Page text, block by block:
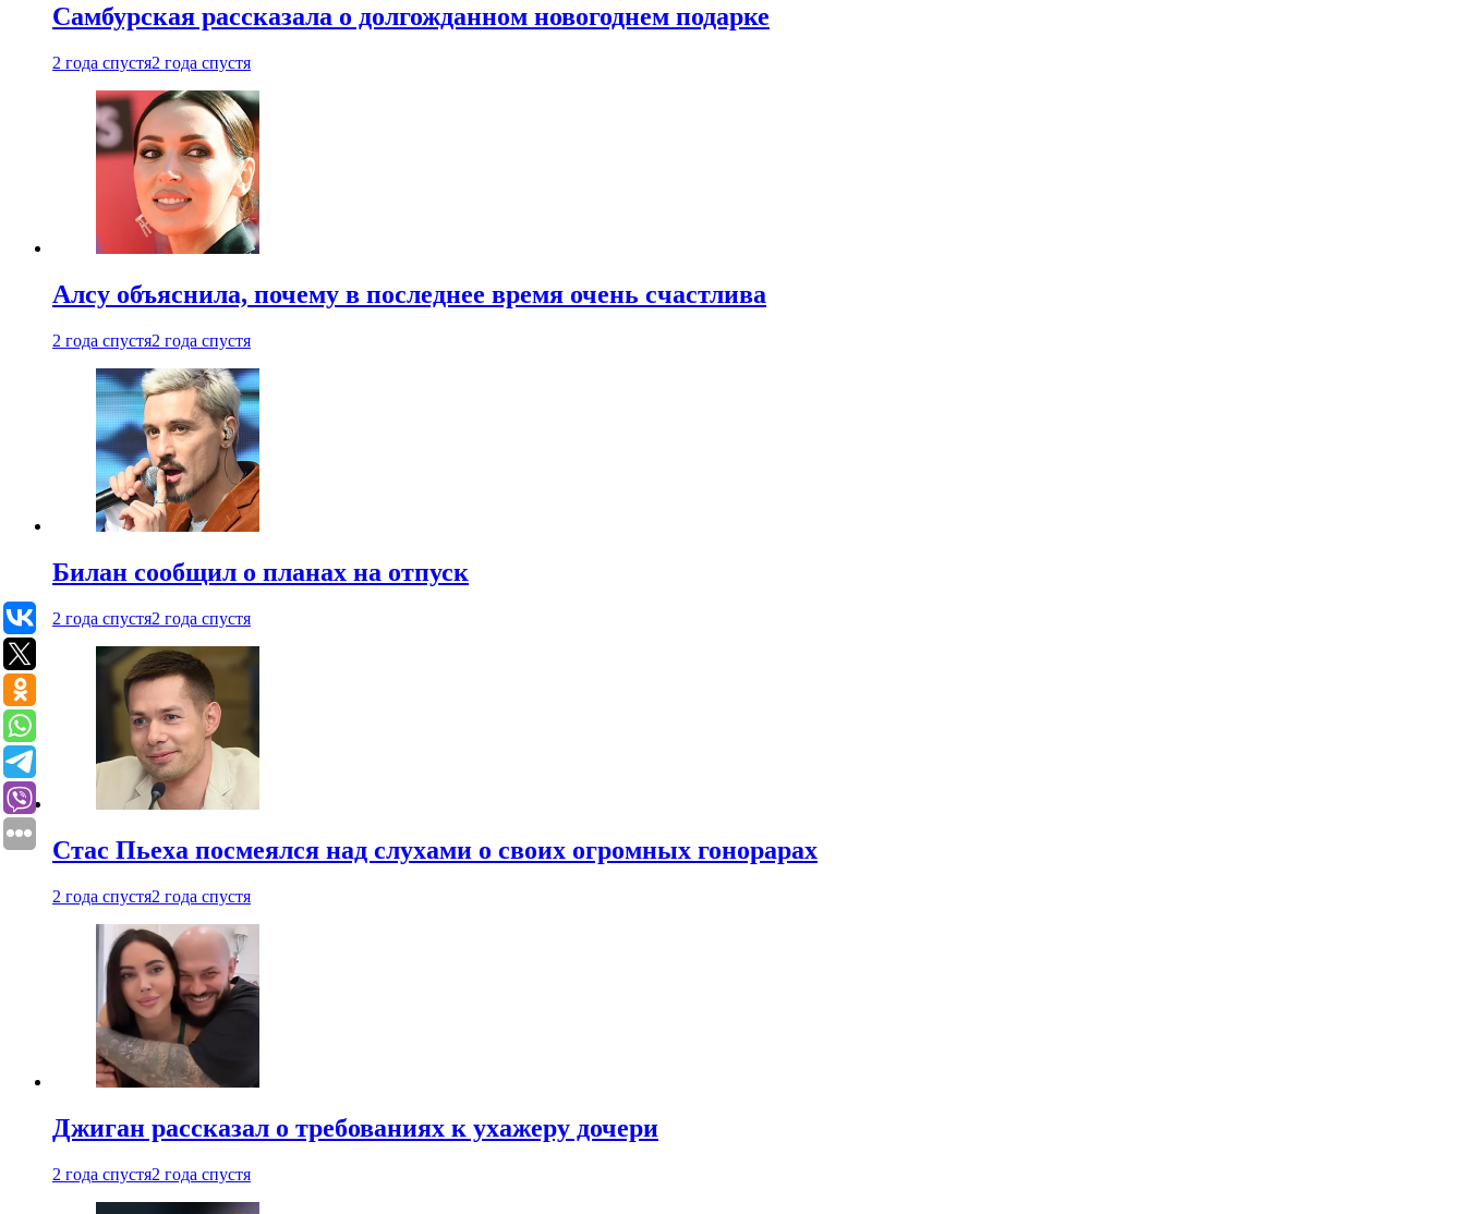
Самбурская рассказала о долгожданном новогоднем подарке
2 года спустя2 года спустя
Алсу объяснила, почему в последнее время очень счастлива
2 года спустя2 года спустя
Билан сообщил о планах на отпуск
2 года спустя2 года спустя
Стас Пьеха посмеялся над слухами о своих огромных гонорарах
2 года спустя2 года спустя
Джиган рассказал о требованиях к ухажеру дочери
2 года спустя2 года спустя